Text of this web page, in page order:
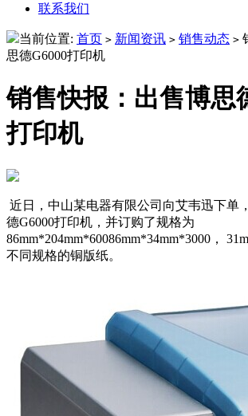
联系我们
当前位置: 首页 > 新闻资讯 > 销售动态 >
思德G6000打印机
销售快报：出售博思
打印机
近日，中山某电器有限公司向艾韦迅下单
德G6000打印机，并订购了规格为
86mm*204mm*60086mm*34mm*3000，
不同规格的铜版纸。